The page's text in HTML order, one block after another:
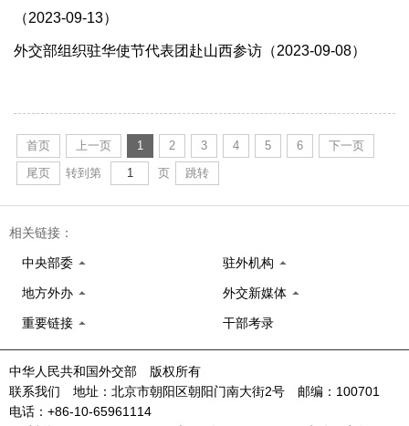
（2023-09-13）
外交部组织驻华使节代表团赴山西参访（2023-09-08）
首页 上一页 1 2 3 4 5 6
下一页
尾页
转到第 页 跳转
相关链接：
中央部委 驻外机构
地方外办 外交新媒体
重要链接 干部考录
中华人民共和国外交部 版权所有
联系我们 地址：北京市朝阳区朝阳门南大街2号 邮编：100701
电话：+86-10-65961114